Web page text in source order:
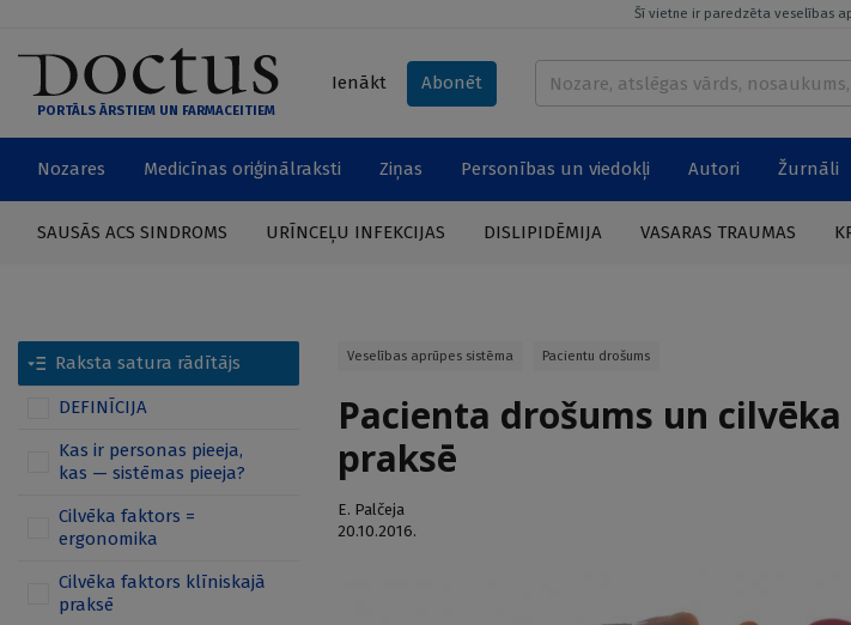
Šī vietne ir paredzēta veselības
PORTĀLS ĀRSTIEM UN FARMACEITIEM
Ienākt Abonēt
Nozares Medicīnas oriģinālraksti Ziņas Personības un viedokļi Autori Žurnāli
SAUSĀS ACS SINDROMS URĪNCEĻU INFEKCIJAS DISLIPIDĒMIJA VASARAS TRAUMAS
Raksta satura rādītājs
DEFINĪCIJA
Kas ir personas pieeja,
kas — sistēmas pieeja?
Cilvēka faktors =
ergonomika
Cilvēka faktors klīniskajā
praksē
Veselības aprūpes sistēma Pacientu drošums
Pacienta drošums un
praksē
E. Palčeja
20.10.2016.